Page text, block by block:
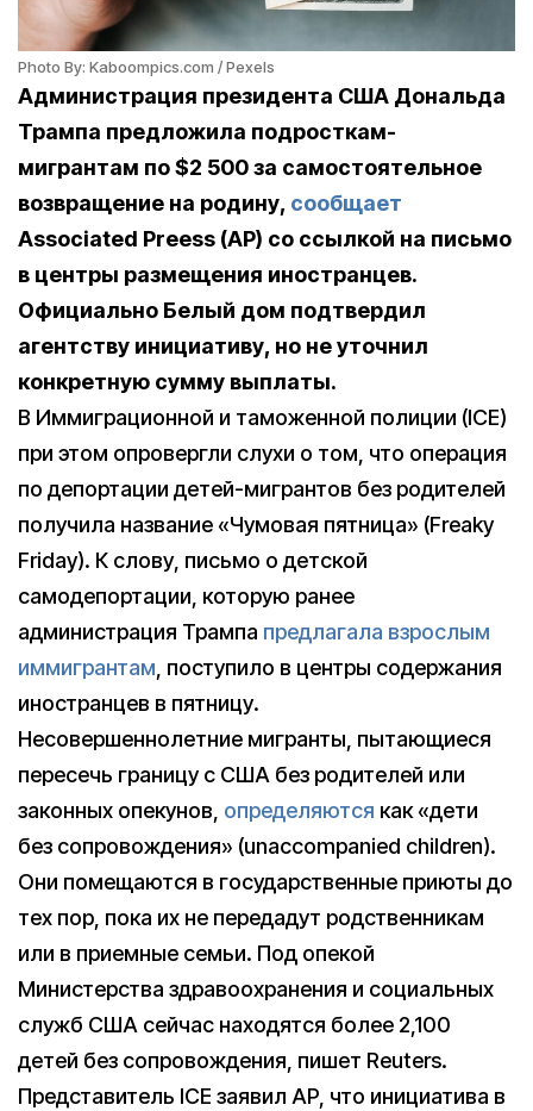
Photo By: Kaboompics.com / Pexels
Администрация президента США Дональда
Трампа предложила подросткам-
мигрантам по $2 500 за самостоятельное
возвращение на родину, сообщает
Associated Preess (AP) со ссылкой на письмо
в центры размещения иностранцев.
Официально Белый дом подтвердил
агентству инициативу, но не уточнил
конкретную сумму выплаты.
В Иммиграционной и таможенной полиции (ICE)
при этом опровергли cлухи о том, что операция
по депортации детей-мигрантов без родителей
получила название «Чумовая пятница» (Freaky
Friday). К слову, письмо о детской
самодепортации, которую ранее
администрация Трампа предлагала взрослым
иммигрантам, поступило в центры содержания
иностранцев в пятницу.
Несовершеннолетние мигранты, пытающиеся
пересечь границу с США без родителей или
законных опекунов, определяются как «дети
без сопровождения» (unaccompanied children).
Они помещаются в государственные приюты до
тех пор, пока их не передадут родственникам
или в приемные семьи. Под опекой
Министерства здравоохранения и социальных
служб США сейчас находятся более 2,100
детей без сопровождения, пишет Reuters.
Представитель ICE заявил AP, что инициатива в